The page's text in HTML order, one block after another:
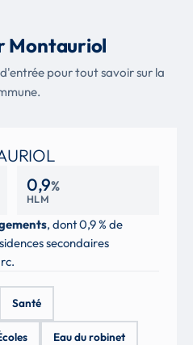
Montauriol
pour tout savoir sur la
0,9%
HLM
, dont 0,9 % de
secondaires
Santé
Eau du robinet